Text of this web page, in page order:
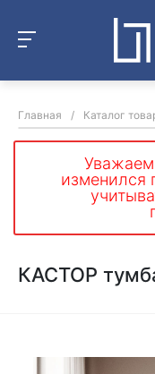
Главная / Каталог
изменился
КАСТОР